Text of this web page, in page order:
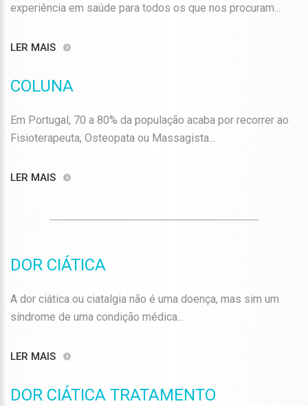
experiência em saúde para todos os que nos procuram...
LER MAIS
COLUNA
Em Portugal, 70 a 80% da população acaba por recorrer ao
Fisioterapeuta, Osteopata ou Massagista...
LER MAIS
DOR CIÁTICA
A dor ciática ou ciatalgia não é uma doença, mas sim um
síndrome de uma condição médica...
LER MAIS
DOR CIÁTICA TRATAMENTO